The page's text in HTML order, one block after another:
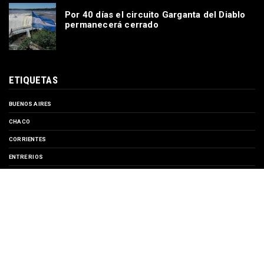
Por 40 días el circuito Garganta del Diablo
permanecerá cerrado
ETIQUETAS
BUENOS AIRES
CHACO
CORRIENTES
ENTRE RIOS